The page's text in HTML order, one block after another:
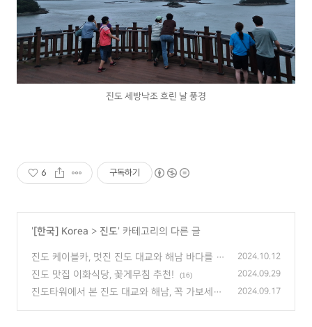
진도 세방낙조 흐린 날 풍경
6 구독하기
' [한국] Korea > 진도' 카테고리의 다른 글
진도 케이블카, 멋진 진도 대교와 해남 바다를 한
눈에!
(10)
2024.10.12
진도 맛집 이화식당, 꽃게무침 추천! (16) 2024.09.29
진도타워에서 본 진도 대교와 해남, 꼭 가보세요! 2024.09.17